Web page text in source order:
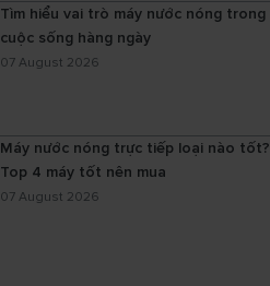
Tìm hiểu vai trò máy nước nóng trong
cuộc sống hàng ngày
07 August 2026
Máy nước nóng trực tiếp loại nào tốt?
Top 4 máy tốt nên mua
07 August 2026